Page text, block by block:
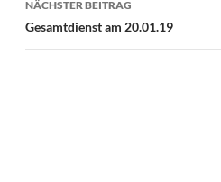
NÄCHSTER BEITRAG
Gesamtdienst am 20.01.19